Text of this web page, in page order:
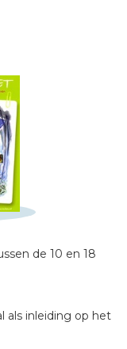
de 10 en 18
als inleiding op het